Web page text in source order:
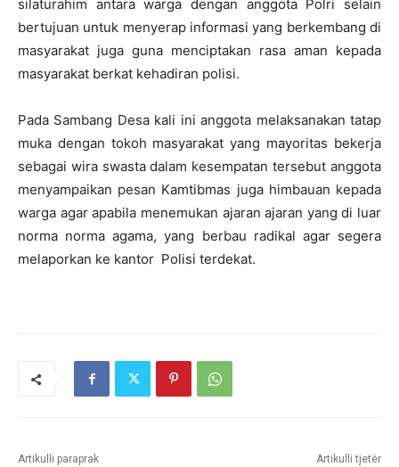
silaturahim antara warga dengan anggota Polri selain
bertujuan untuk menyerap informasi yang berkembang di
masyarakat juga guna menciptakan rasa aman kepada
masyarakat berkat kehadiran polisi.
Pada Sambang Desa kali ini anggota melaksanakan tatap
muka dengan tokoh masyarakat yang mayoritas bekerja
sebagai wira swasta dalam kesempatan tersebut anggota
menyampaikan pesan Kamtibmas juga himbauan kepada
warga agar apabila menemukan ajaran ajaran yang di luar
norma norma agama, yang berbau radikal agar segera
melaporkan ke kantor Polisi terdekat.
Artikulli paraprak Artikulli tjetër